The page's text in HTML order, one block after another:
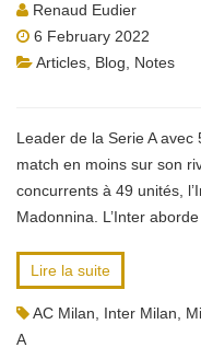
Renaud Eudier
6 February 2022
Articles Blog
Notes
Leader de la Serie A avec
match en moins sur son
concurrents à 49 unités,
Madonnina. L’Inter
Lire la suite
AC Milan Inter Milan
A